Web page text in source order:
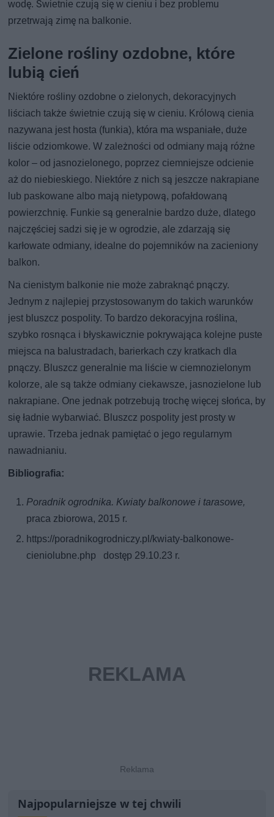
wodę. Świetnie czują się w cieniu i bez problemu
przetrwają zimę na balkonie.
Zielone rośliny ozdobne, które
lubią cień
Niektóre rośliny ozdobne o zielonych, dekoracyjnych
liściach także świetnie czują się w cieniu. Królową cienia
nazywana jest hosta (funkia), która ma wspaniałe, duże
liście odziomkowe. W zależności od odmiany mają różne
kolor – od jasnozielonego, poprzez ciemniejsze odcienie
aż do niebieskiego. Niektóre z nich są jeszcze nakrapiane
lub paskowane albo mają nietypową, pofałdowaną
powierzchnię. Funkie są generalnie bardzo duże, dlatego
najczęściej sadzi się je w ogrodzie, ale zdarzają się
karłowate odmiany, idealne do pojemników na zacieniony
balkon.
Na cienistym balkonie nie może zabraknąć pnączy.
Jednym z najlepiej przystosowanym do takich warunków
jest bluszcz pospolity. To bardzo dekoracyjna roślina,
szybko rosnąca i błyskawicznie pokrywająca kolejne puste
miejsca na balustradach, barierkach czy kratkach dla
pnączy. Bluszcz generalnie ma liście w ciemnozielonym
kolorze, ale są także odmiany ciekawsze, jasnozielone lub
nakrapiane. One jednak potrzebują trochę więcej słońca, by
się ładnie wybarwiać. Bluszcz pospolity jest prosty w
uprawie. Trzeba jednak pamiętać o jego regularnym
nawadnianiu.
Bibliografia:
Poradnik ogrodnika. Kwiaty balkonowe i tarasowe,
praca zbiorowa, 2015 r.
https://poradnikogrodniczy.pl/kwiaty-balkonowe-
cieniolubne.php dostęp 29.10.23 r.
Najpopularniejsze w tej chwili